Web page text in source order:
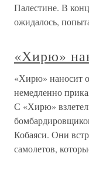
Палестине. В
ожидалось,
«Хирю»
«Хирю» наносит
немедленно
С «Хирю»
Кобаяси. Они
самолетов,